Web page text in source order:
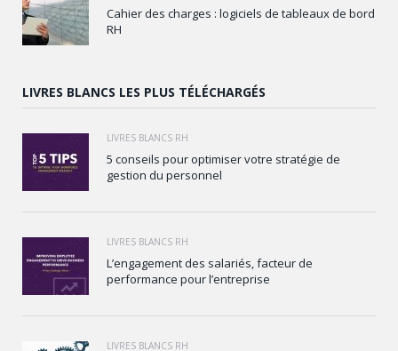
Cahier des charges : logiciels de tableaux de bord
RH
LIVRES BLANCS LES PLUS TÉLÉCHARGÉS
LIVRES BLANCS RH
5 conseils pour optimiser votre stratégie de
gestion du personnel
LIVRES BLANCS RH
L’engagement des salariés, facteur de
performance pour l’entreprise
LIVRES BLANCS RH